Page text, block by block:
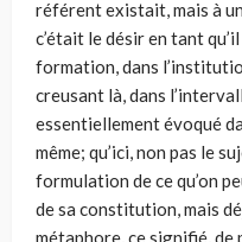
référent existait, mais à
c’était le désir en tant
formation, dans
creusant là, dans
essen­tiellement évoqué
même; qu’ici, non pas le
formulation de ce qu’on
de sa constitution, mais